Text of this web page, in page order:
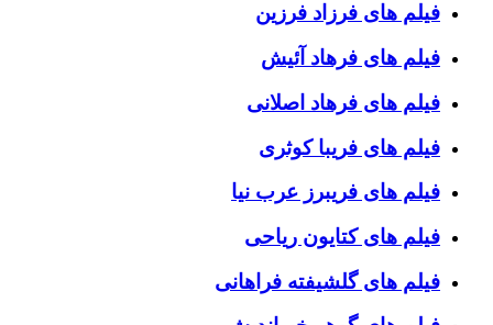
فیلم های فرزاد فرزین
فیلم های فرهاد آئیش
فیلم های فرهاد اصلانی
فیلم های فریبا کوثری
فیلم های فریبرز عرب نیا
فیلم های کتایون ریاحی
فیلم های گلشیفته فراهانی